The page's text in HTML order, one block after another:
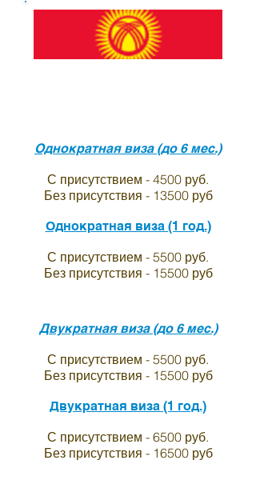
Однократная виза (до 6 мес.)
С присутствием - 4500 руб.
Без присутствия - 13500 руб
Однократная виза (1 год.)
С присутствием - 5500 руб.
Без присутствия - 15500 руб
Двукратная виза (до 6 мес.)
С присутствием - 5500 руб.
Без присутствия - 15500 руб
Двукратная виза (1 год.)
С присутствием - 6500 руб.
Без присутствия - 16500 руб